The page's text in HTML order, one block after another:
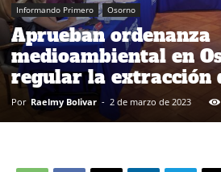
Informando Primero Osorno
Aprueban ordenanza
medioambiental en
regular la extracción
Por Raelmy Bolivar - 2 de marzo de 2023